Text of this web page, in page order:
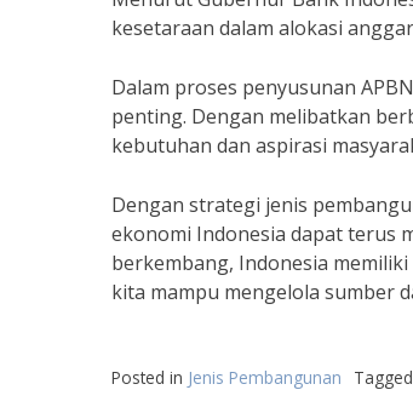
kesetaraan dalam alokasi
Dalam proses penyusunan
penting. Dengan melibatkan
kebutuhan dan aspirasi
Dengan strategi jenis
ekonomi Indonesia dapat terus
berkembang, Indonesia
kita mampu mengelola sumber
Posted in Jenis Pembangunan Tagged